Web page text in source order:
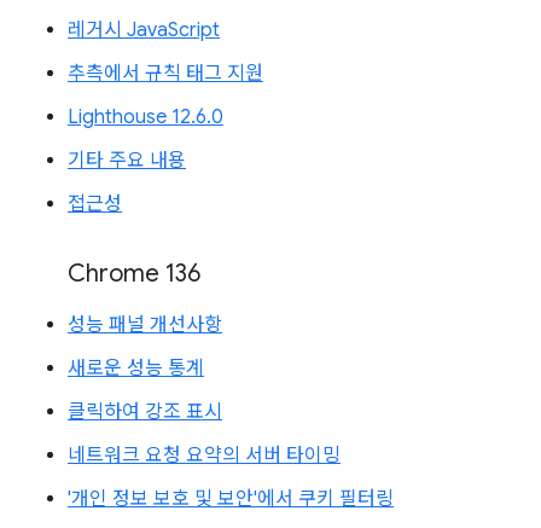
레거시 JavaScript
추측에서 규칙 태그 지원
Lighthouse 12.6.0
기타 주요 내용
접근성
Chrome 136
성능 패널 개선사항
새로운 성능 통계
클릭하여 강조 표시
네트워크 요청 요약의 서버 타이밍
'개인 정보 보호 및 보안'에서 쿠키 필터링